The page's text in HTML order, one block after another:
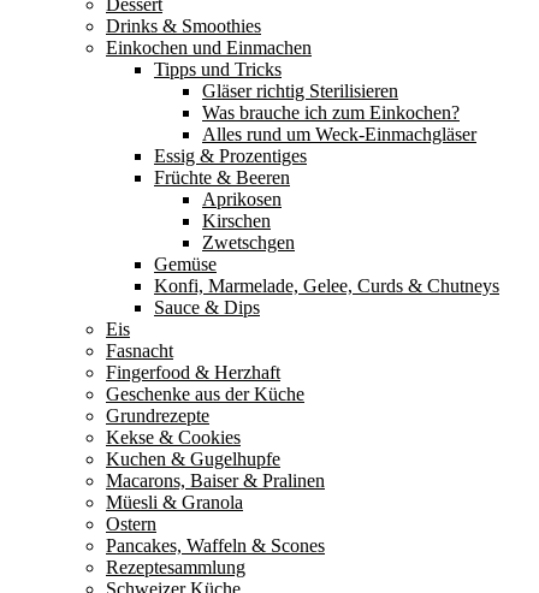
Dessert
Drinks & Smoothies
Einkochen und Einmachen
Tipps und Tricks
Gläser richtig Sterilisieren
Was brauche ich zum Einkochen?
Alles rund um Weck-Einmachgläser
Essig & Prozentiges
Früchte & Beeren
Aprikosen
Kirschen
Zwetschgen
Gemüse
Konfi, Marmelade, Gelee, Curds & Chutneys
Sauce & Dips
Eis
Fasnacht
Fingerfood & Herzhaft
Geschenke aus der Küche
Grundrezepte
Kekse & Cookies
Kuchen & Gugelhupfe
Macarons, Baiser & Pralinen
Müesli & Granola
Ostern
Pancakes, Waffeln & Scones
Rezeptesammlung